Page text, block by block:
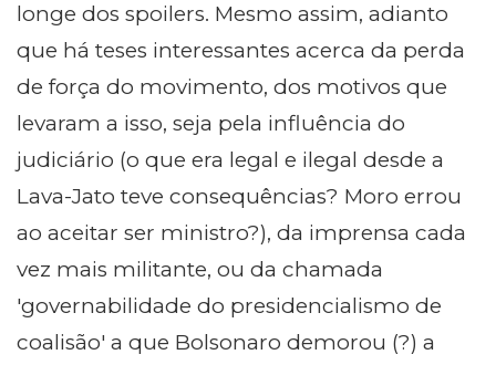
longe dos spoilers. Mesmo assim, adianto
que há teses interessantes acerca da perda
de força do movimento, dos motivos que
levaram a isso, seja pela influência do
judiciário (o que era legal e ilegal desde a
Lava-Jato teve consequências? Moro errou
ao aceitar ser ministro?), da imprensa cada
vez mais militante, ou da chamada
'governabilidade do presidencialismo de
coalisão' a que Bolsonaro demorou (?) a